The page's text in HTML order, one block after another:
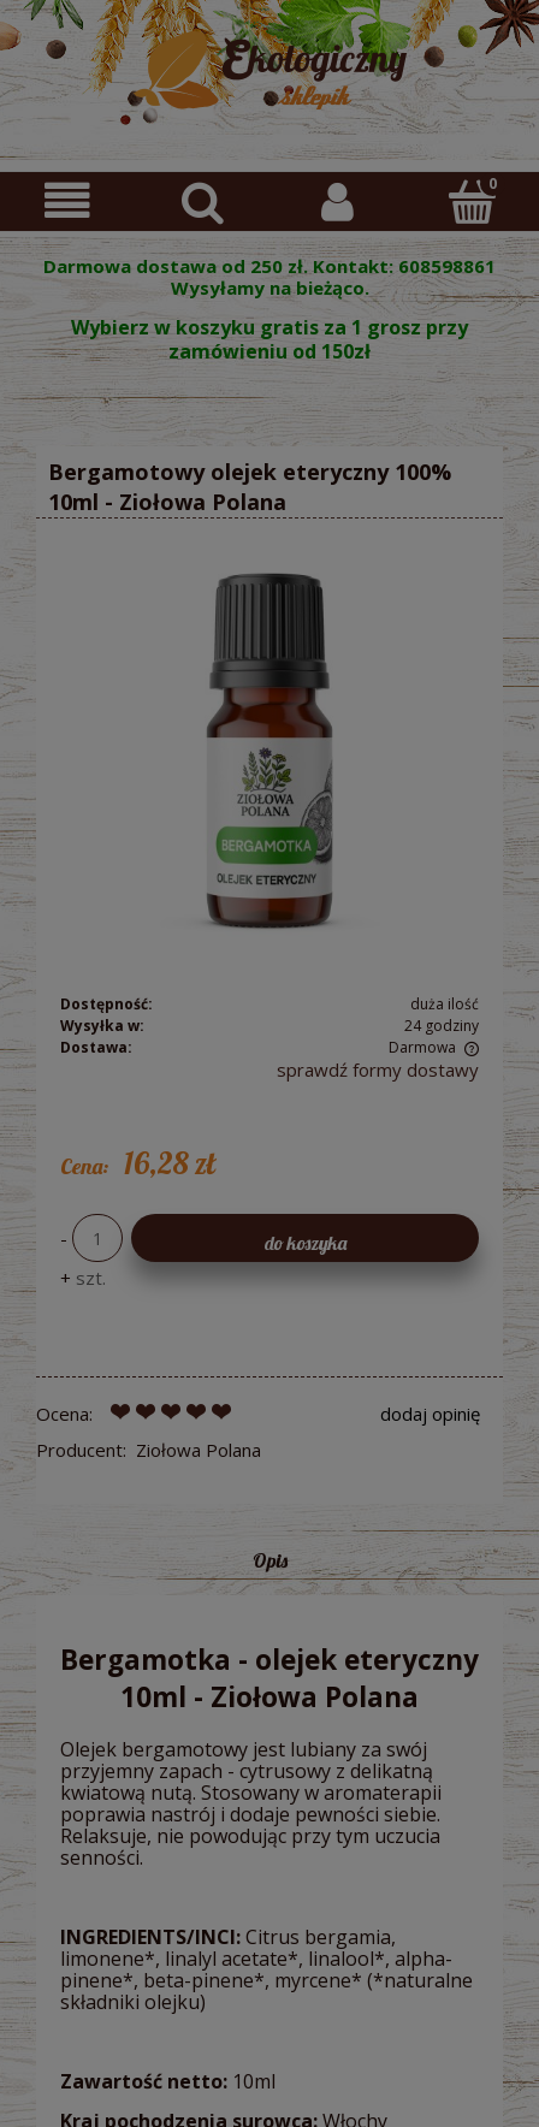
Darmowa dostawa od 250 zł. Kontakt: 608598861
Wysyłamy na bieżąco.
Wybierz w koszyku gratis za 1 grosz przy
zamówieniu od 150zł
Bergamotowy olejek eteryczny 100%
10ml - Ziołowa Polana
Dostępność:
duża ilość
Wysyłka w:
24 godziny
Dostawa:
Darmowa
Cena nie zawiera ewentualnych kosztów płatności
sprawdź formy dostawy
Cena: 16,28 zł
-
+ szt.
do koszyka
Ocena:
Producent: Ziołowa Polana
dodaj opinię
Opis
Bergamotka - olejek eteryczny
10ml - Ziołowa Polana
Olejek bergamotowy jest lubiany za swój
przyjemny zapach - cytrusowy z delikatną
kwiatową nutą. Stosowany w aromaterapii
poprawia nastrój i dodaje pewności siebie.
Relaksuje, nie powodując przy tym uczucia
senności.
INGREDIENTS/INCI:Citrus bergamia,
limonene*, linalyl acetate*, linalool*, alpha-
pinene*, beta-pinene*, myrcene* (*naturalne
składniki olejku)
Zawartość netto: 10ml
Kraj pochodzenia surowca:Włochy